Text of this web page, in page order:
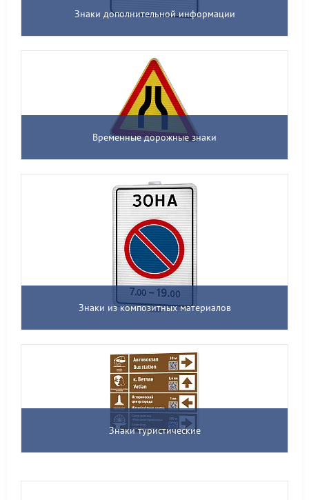
Знаки дополнительной информации
Временные дорожные знаки
Знаки из композитных материалов
Знаки туристические